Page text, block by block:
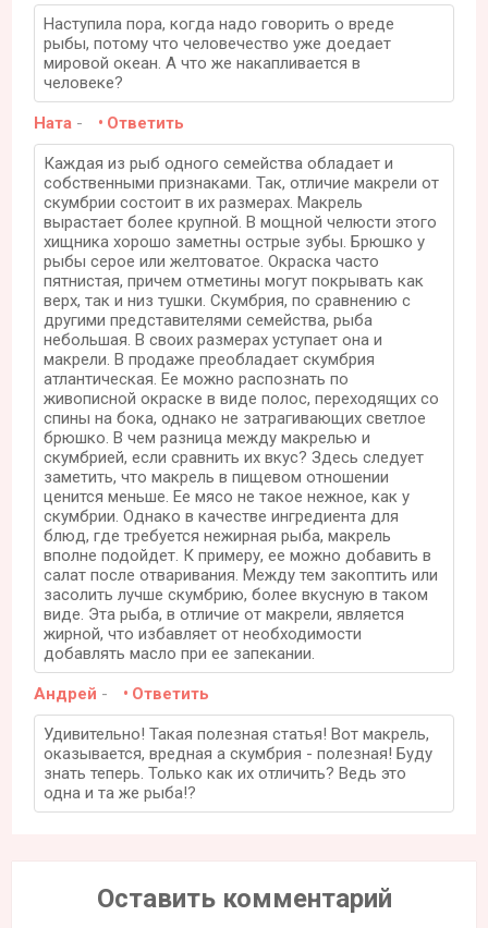
Наступила пора, когда надо говорить о вреде
рыбы, потому что человечество уже доедает
мировой океан. А что же накапливается в
человеке?
Ната - Ответить
Каждая из рыб одного семейства обладает и
собственными признаками. Так, отличие макрели от
скумбрии состоит в их размерах. Макрель
вырастает более крупной. В мощной челюсти этого
хищника хорошо заметны острые зубы. Брюшко у
рыбы серое или желтоватое. Окраска часто
пятнистая, причем отметины могут покрывать как
верх, так и низ тушки. Скумбрия, по сравнению с
другими представителями семейства, рыба
небольшая. В своих размерах уступает она и
макрели. В продаже преобладает скумбрия
атлантическая. Ее можно распознать по
живописной окраске в виде полос, переходящих со
спины на бока, однако не затрагивающих светлое
брюшко. В чем разница между макрелью и
скумбрией, если сравнить их вкус? Здесь следует
заметить, что макрель в пищевом отношении
ценится меньше. Ее мясо не такое нежное, как у
скумбрии. Однако в качестве ингредиента для
блюд, где требуется нежирная рыба, макрель
вполне подойдет. К примеру, ее можно добавить в
салат после отваривания. Между тем закоптить или
засолить лучше скумбрию, более вкусную в таком
виде. Эта рыба, в отличие от макрели, является
жирной, что избавляет от необходимости
добавлять масло при ее запекании.
Андрей - Ответить
Удивительно! Такая полезная статья! Вот макрель,
оказывается, вредная а скумбрия - полезная! Буду
знать теперь. Только как их отличить? Ведь это
одна и та же рыба!?
Оставить комментарий